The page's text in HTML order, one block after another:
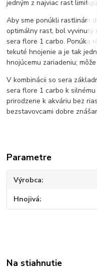
jedným z najviac rast
Aby sme ponúkli rastlinám
optimálny rast, bol
sera flore 1 carbo. Ponúka
tekuté hnojenie a je tak
hnojúcemu zariadeniu;
V kombinácii so sera
sera flore 1 carbo k
prirodzene k akváriu bez
bezstavovcami dobre
Parametre
Výrobca
Hnojivá
Na stiahnutie